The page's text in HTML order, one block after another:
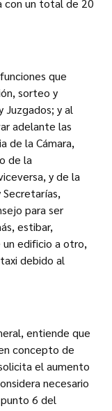
con un total de 20
que
sorteo y
Juzgados; y al
adelante las
de la Cámara,
de la
y de la
Secretarías,
para ser
estibar,
edificio a otro,
debido al
entiende que
concepto de
el aumento
necesario
6 del